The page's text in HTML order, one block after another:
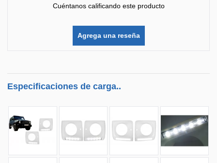
Cuéntanos calificando este producto
Agrega una reseña
Especificaciones de carga..